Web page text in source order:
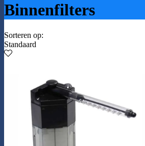
Binnenfilters
Sorteren op:
Standaard